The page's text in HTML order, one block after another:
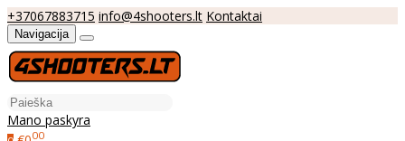
+37067883715 info@4shooters.lt Kontaktai
Navigacija
Mano paskyra
00